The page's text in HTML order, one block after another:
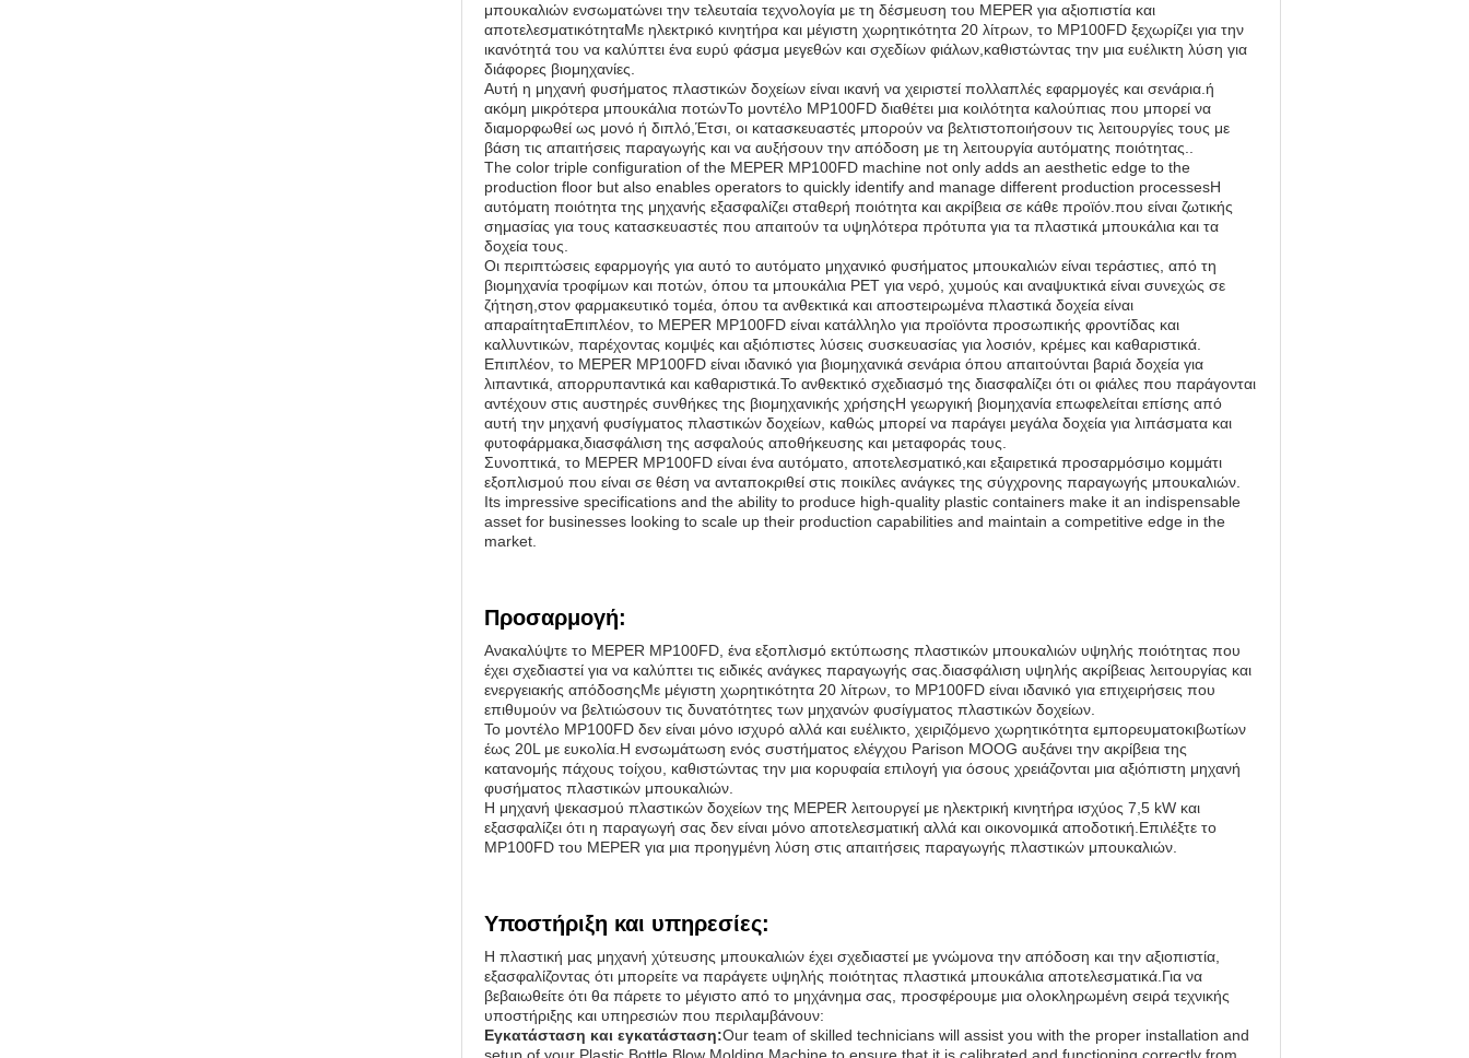
μπουκαλιών ενσωματώνει την τελευταία τεχνολογία με τη δέσμευση του MEPER για αξιοπιστία και
αποτελεσματικότηταΜε ηλεκτρικό κινητήρα και μέγιστη χωρητικότητα 20 λίτρων, το MP100FD ξεχωρίζει για την
ικανότητά του να καλύπτει ένα ευρύ φάσμα μεγεθών και σχεδίων φιάλων,καθιστώντας την μια ευέλικτη λύση για
διάφορες βιομηχανίες.
Αυτή η μηχανή φυσήματος πλαστικών δοχείων είναι ικανή να χειριστεί πολλαπλές εφαρμογές και σενάρια.ή
ακόμη μικρότερα μπουκάλια ποτώνΤο μοντέλο MP100FD διαθέτει μια κοιλότητα καλούπιας που μπορεί να
διαμορφωθεί ως μονό ή διπλό,Έτσι, οι κατασκευαστές μπορούν να βελτιστοποιήσουν τις λειτουργίες τους με
βάση τις απαιτήσεις παραγωγής και να αυξήσουν την απόδοση με τη λειτουργία αυτόματης ποιότητας..
The color triple configuration of the MEPER MP100FD machine not only adds an aesthetic edge to the
production floor but also enables operators to quickly identify and manage different production processesΗ
αυτόματη ποιότητα της μηχανής εξασφαλίζει σταθερή ποιότητα και ακρίβεια σε κάθε προϊόν.που είναι ζωτικής
σημασίας για τους κατασκευαστές που απαιτούν τα υψηλότερα πρότυπα για τα πλαστικά μπουκάλια και τα
δοχεία τους.
Οι περιπτώσεις εφαρμογής για αυτό το αυτόματο μηχανικό φυσήματος μπουκαλιών είναι τεράστιες, από τη
βιομηχανία τροφίμων και ποτών, όπου τα μπουκάλια PET για νερό, χυμούς και αναψυκτικά είναι συνεχώς σε
ζήτηση,στον φαρμακευτικό τομέα, όπου τα ανθεκτικά και αποστειρωμένα πλαστικά δοχεία είναι
απαραίτηταΕπιπλέον, το MEPER MP100FD είναι κατάλληλο για προϊόντα προσωπικής φροντίδας και
καλλυντικών, παρέχοντας κομψές και αξιόπιστες λύσεις συσκευασίας για λοσιόν, κρέμες και καθαριστικά.
Επιπλέον, το MEPER MP100FD είναι ιδανικό για βιομηχανικά σενάρια όπου απαιτούνται βαριά δοχεία για
λιπαντικά, απορρυπαντικά και καθαριστικά.Το ανθεκτικό σχεδιασμό της διασφαλίζει ότι οι φιάλες που παράγονται
αντέχουν στις αυστηρές συνθήκες της βιομηχανικής χρήσηςΗ γεωργική βιομηχανία επωφελείται επίσης από
αυτή την μηχανή φυσίγματος πλαστικών δοχείων, καθώς μπορεί να παράγει μεγάλα δοχεία για λιπάσματα και
φυτοφάρμακα,διασφάλιση της ασφαλούς αποθήκευσης και μεταφοράς τους.
Συνοπτικά, το MEPER MP100FD είναι ένα αυτόματο, αποτελεσματικό,και εξαιρετικά προσαρμόσιμο κομμάτι
εξοπλισμού που είναι σε θέση να ανταποκριθεί στις ποικίλες ανάγκες της σύγχρονης παραγωγής μπουκαλιών.
Its impressive specifications and the ability to produce high-quality plastic containers make it an indispensable
asset for businesses looking to scale up their production capabilities and maintain a competitive edge in the
market.
Προσαρμογή:
Ανακαλύψτε το MEPER MP100FD, ένα εξοπλισμό εκτύπωσης πλαστικών μπουκαλιών υψηλής ποιότητας που
έχει σχεδιαστεί για να καλύπτει τις ειδικές ανάγκες παραγωγής σας.διασφάλιση υψηλής ακρίβειας λειτουργίας και
ενεργειακής απόδοσηςΜε μέγιστη χωρητικότητα 20 λίτρων, το MP100FD είναι ιδανικό για επιχειρήσεις που
επιθυμούν να βελτιώσουν τις δυνατότητες των μηχανών φυσίγματος πλαστικών δοχείων.
Το μοντέλο MP100FD δεν είναι μόνο ισχυρό αλλά και ευέλικτο, χειριζόμενο χωρητικότητα εμπορευματοκιβωτίων
έως 20L με ευκολία.Η ενσωμάτωση ενός συστήματος ελέγχου Parison MOOG αυξάνει την ακρίβεια της
κατανομής πάχους τοίχου, καθιστώντας την μια κορυφαία επιλογή για όσους χρειάζονται μια αξιόπιστη μηχανή
φυσήματος πλαστικών μπουκαλιών.
Η μηχανή ψεκασμού πλαστικών δοχείων της MEPER λειτουργεί με ηλεκτρική κινητήρα ισχύος 7,5 kW και
εξασφαλίζει ότι η παραγωγή σας δεν είναι μόνο αποτελεσματική αλλά και οικονομικά αποδοτική.Επιλέξτε το
MP100FD του MEPER για μια προηγμένη λύση στις απαιτήσεις παραγωγής πλαστικών μπουκαλιών.
Υποστήριξη και υπηρεσίες:
Η πλαστική μας μηχανή χύτευσης μπουκαλιών έχει σχεδιαστεί με γνώμονα την απόδοση και την αξιοπιστία,
εξασφαλίζοντας ότι μπορείτε να παράγετε υψηλής ποιότητας πλαστικά μπουκάλια αποτελεσματικά.Για να
βεβαιωθείτε ότι θα πάρετε το μέγιστο από το μηχάνημα σας, προσφέρουμε μια ολοκληρωμένη σειρά τεχνικής
υποστήριξης και υπηρεσιών που περιλαμβάνουν:
Εγκατάσταση και εγκατάσταση:Our team of skilled technicians will assist you with the proper installation and